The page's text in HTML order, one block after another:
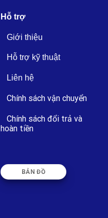
Hỗ trợ
Giới thiệu
Hỗ trợ kỹ thuật
Liên hệ
Chính sách vận chuyển
Chính sách đổi trả và
hoàn tiền
BẢN ĐỒ